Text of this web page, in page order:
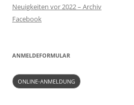
Neuigkeiten vor 2022 – Archiv
Facebook
ANMELDEFORMULAR
ONLINE-ANMELDUNG